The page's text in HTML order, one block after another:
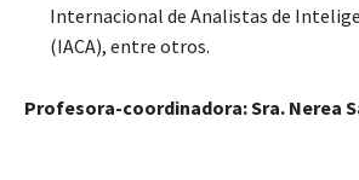
Internacional de Analistas de
(IACA), entre otros.
Profesora-coordinadora: Sra. Nerea